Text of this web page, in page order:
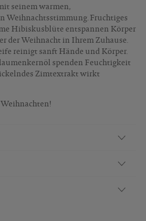
seinem warmen,
Weihnachtsstimmung. Fruchtiges
Hibiskusblüte entspannen Körper
der Weihnacht in Ihrem Zuhause.
reinigt sanft Hände und Körper.
spenden Feuchtigkeit
Zimtextrakt wirkt